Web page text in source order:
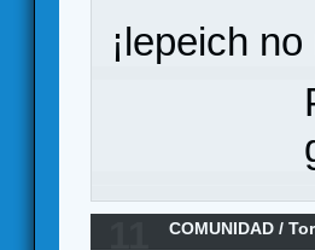
¡lepeich
COMUNIDAD /